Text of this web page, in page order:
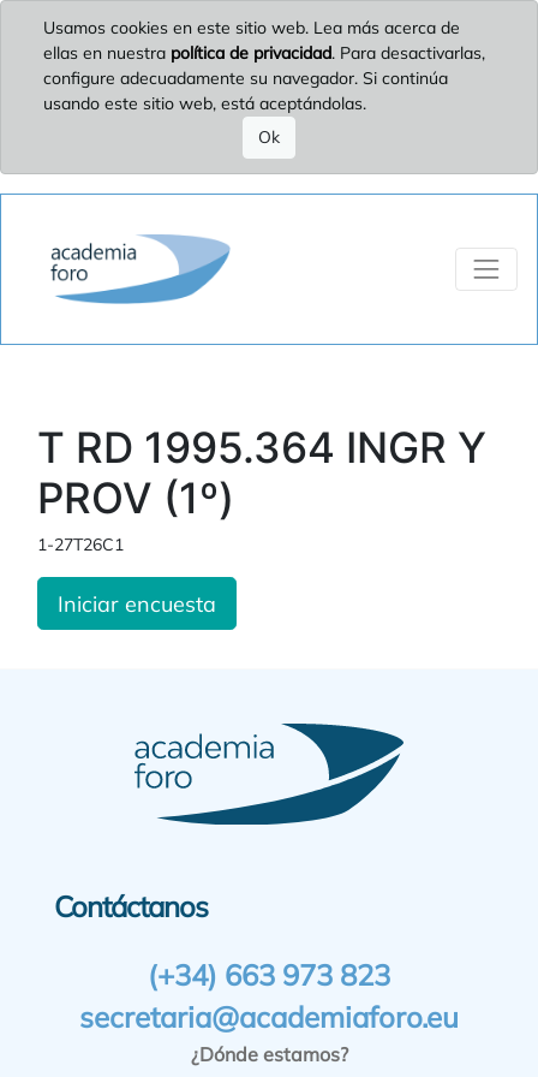
Usamos cookies en este sitio web. Lea más acerca de
ellas en nuestra política de privacidad. Para desactivarlas,
configure adecuadamente su navegador. Si continúa
usando este sitio web, está aceptándolas.
Ok
T RD 1995.364 INGR Y
PROV (1º)
1-27T26C1
Iniciar encuesta
Contáctanos
(+34) 663 973 823
secretaria@academiaforo.eu
¿Dónde estamos?